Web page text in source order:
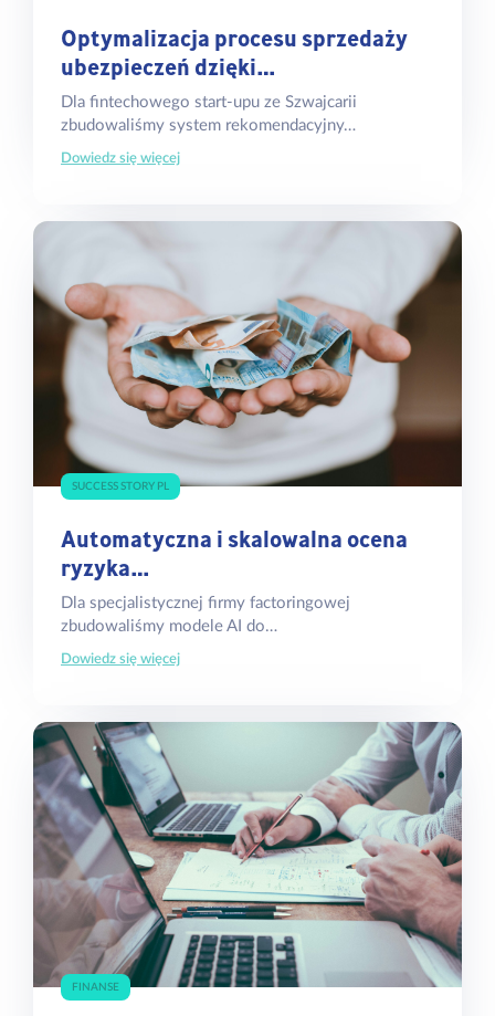
Optymalizacja procesu sprzedaży
ubezpieczeń dzięki…
Dla fintechowego start-upu ze Szwajcarii
zbudowaliśmy system rekomendacyjny…
Dowiedz się więcej
SUCCESS STORY PL
Automatyczna i skalowalna ocena
ryzyka…
Dla specjalistycznej firmy factoringowej
zbudowaliśmy modele AI do…
Dowiedz się więcej
FINANSE